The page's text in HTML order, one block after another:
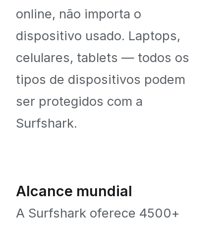
online, não importa o
dispositivo usado. Laptops,
celulares, tablets — todos os
tipos de dispositivos podem
ser protegidos com a
Surfshark.
Alcance mundial
A Surfshark oferece 4500+